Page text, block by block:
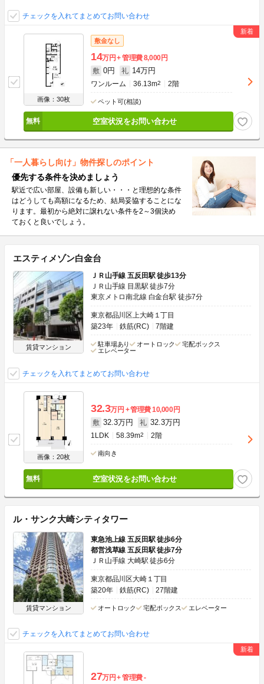
チェックを入れてまとめてお問い合わせ
画像：30枚
敷金なし
14万円 管理費8,000円
敷 0円 礼 14万円
ワンルーム 36.13m2 2階
ペット可(相談)
空室状況をお問い合わせ
「一人暮らし向け」物件探しのポイント
優先する条件を決めましょう
駅近で広い部屋、設備も新しい・・・と理想的な条件
はどうしても高額になるため、結局妥協することにな
ります。最初から絶対に譲れない条件を2～3個決め
ておくと良いでしょう。
エスティメゾン白金台
賃貸マンション
ＪＲ山手線 五反田駅 徒歩13分
ＪＲ山手線 目黒駅 徒歩7分
東京メトロ南北線 白金台駅 徒歩7分
東京都品川区上大崎１丁目
築23年
鉄筋(RC) 7階建
駐車場あり オートロック
宅配ボックス
エレベーター
チェックを入れてまとめてお問い合わせ
画像：20枚
32.3万円 管理費10,000円
敷 32.3万円 礼 32.3万円
1LDK 58.39m2 2階
南向き
空室状況をお問い合わせ
ル・サンク大崎シティタワー
賃貸マンション
東急池上線 五反田駅 徒歩6分
都営浅草線 五反田駅 徒歩7分
ＪＲ山手線 大崎駅 徒歩6分
東京都品川区大崎１丁目
築20年
鉄筋(RC) 27階建
オートロック 宅配ボックス エレベーター
チェックを入れてまとめてお問い合わせ
27万円 管理費-